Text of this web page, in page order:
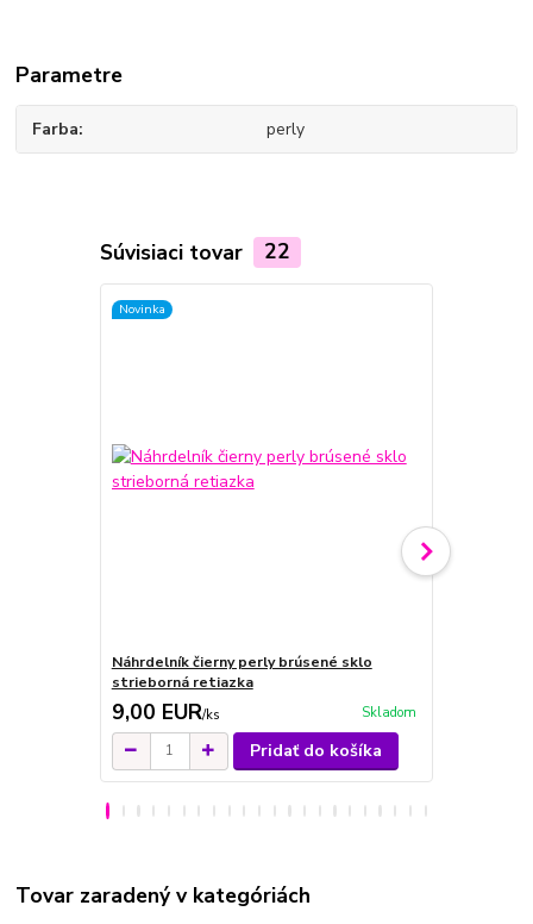
Parametre
Farba perly
Súvisiaci tovar 22
Novinka
Náhrdelník čierny perly brúsené sklo
strieborná retiazka
9,00 EUR/ks Skladom
Pridať do košíka
Tovar zaradený v kategóriách